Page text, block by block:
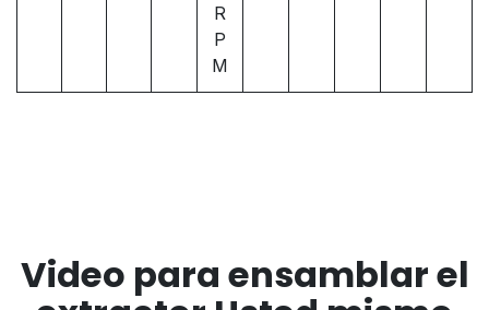
R
P
M
Video para ensamblar el